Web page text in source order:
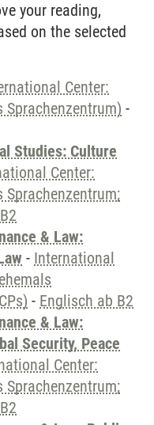
your reading,
on the selected
Center:
Sprachenzentrum) -
Studies: Culture
Center:
Sprachenzentrum;
& Law:
- International
- Englisch ab B2
& Law:
Security, Peace
Center:
Sprachenzentrum;